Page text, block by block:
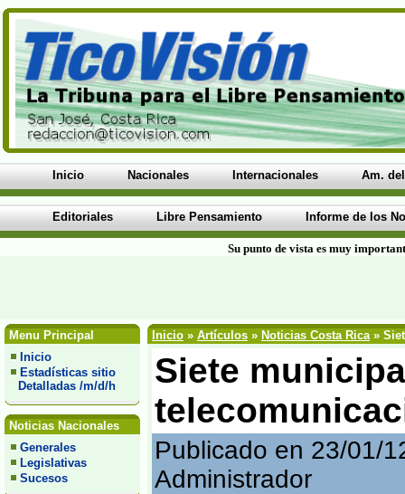
Inicio Nacionales Internacionales Am.
Editoriales Libre Pensamiento Informe de los
Su punto de vista es muy
Menu Principal
Inicio
Estadísticas sitio
Detalladas /m/d/h
Noticias Nacionales
Generales
Legislativas
Sucesos
Inicio » Artículos » Noticias Costa Rica»
Siete
Publicado en 23/01/
Administrador